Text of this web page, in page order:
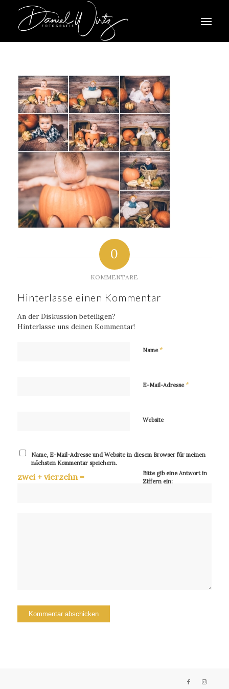
0
KOMMENTARE
Hinterlasse einen Kommentar
An der Diskussion beteiligen?
Hinterlasse uns deinen Kommentar!
Name*
E-Mail-Adresse*
Website
Name, E-Mail-Adresse und Website in diesem Browser für meinen
nächsten Kommentar speichern.
Bitte gib eine Antwort in
Ziffern ein:
zwei + vierzehn =